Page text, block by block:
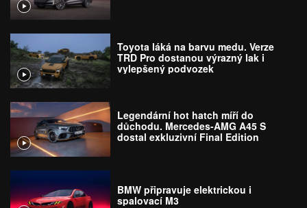
Toyota láká na barvu medu. Verze
TRD Pro dostanou výrazný lak i
vylepšený podvozek
Legendární hot hatch míří do
důchodu. Mercedes-AMG A45 S
dostal exkluzivní Final Edition
BMW připravuje elektrickou i
spalovací M3